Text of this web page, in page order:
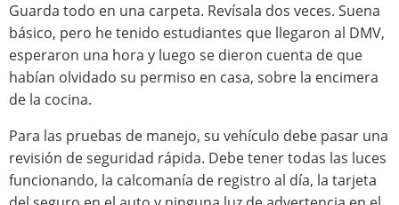
Guarda todo en una carpeta. Revísala dos veces. Suena
básico, pero he tenido estudiantes que llegaron al DMV,
esperaron una hora y luego se dieron cuenta de que
habían olvidado su permiso en casa, sobre la encimera
de la cocina.
Para las pruebas de manejo, su vehículo debe pasar una
revisión de seguridad rápida. Debe tener todas las luces
funcionando, la calcomanía de registro al día, la tarjeta